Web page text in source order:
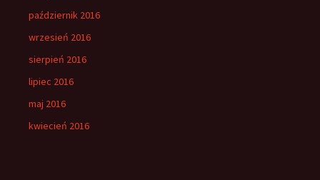
październik 2016
wrzesień 2016
sierpień 2016
lipiec 2016
maj 2016
kwiecień 2016